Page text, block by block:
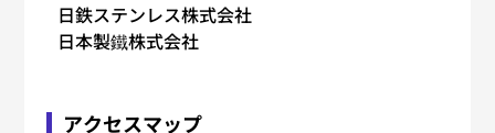
日鉄ステンレス株式会社
日本製鐵株式会社
アクセスマップ